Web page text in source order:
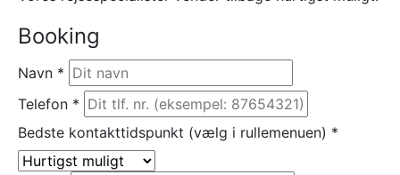
Booking
Navn *
Telefon *
Bedste kontakttidspunkt (vælg i rullemenuen) *